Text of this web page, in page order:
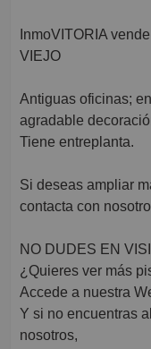
VIEJO
Antiguas oficinas;
agradable
Tiene entreplanta.
Si deseas ampliar
contacta con
NO DUDES EN
¿Quieres ver más
Accede a nuestra
Y si no encuentras
nosotros,